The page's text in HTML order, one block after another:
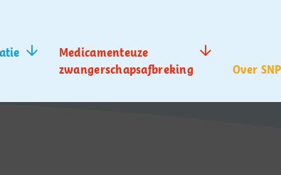
Medicamenteuze
zwangerschapsafbreking
Over